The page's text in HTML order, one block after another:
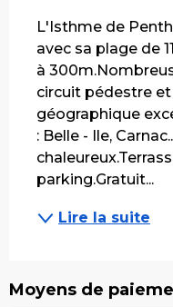
L'Isthme de
avec sa plage de
à
circuit pédestre
géographique
: Belle - Ile,
parking.Gratuit...
Lire la suite
Moyens de